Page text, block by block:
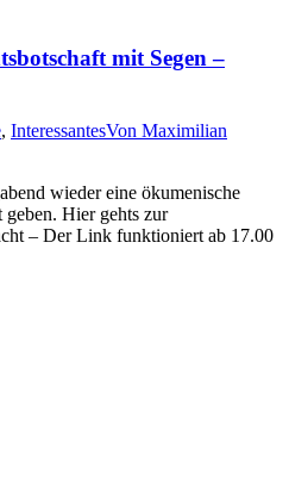
mit Segen –
, InteressantesVon Maximilian
wieder eine ökumenische
geben. Hier gehts zur
– Der Link funktioniert ab 17.00